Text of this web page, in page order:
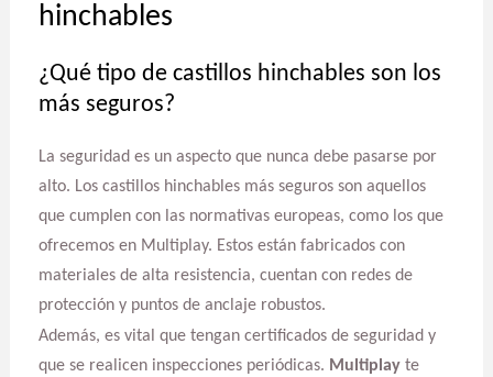
hinchables
¿Qué tipo de castillos hinchables son los
más seguros?
La seguridad es un aspecto que nunca debe pasarse por
alto. Los castillos hinchables más seguros son aquellos
que cumplen con las normativas europeas, como los que
ofrecemos en Multiplay. Estos están fabricados con
materiales de alta resistencia, cuentan con redes de
protección y puntos de anclaje robustos.
Además, es vital que tengan certificados de seguridad y
que se realicen inspecciones periódicas. Multiplayte